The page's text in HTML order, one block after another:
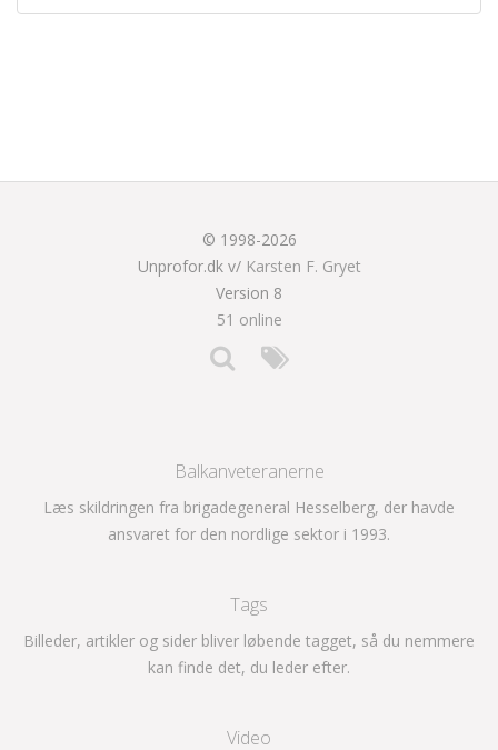
© 1998-2026
Unprofor.dk v/ Karsten F. Gryet
Version 8
51 online
Balkanveteranerne
Læs skildringen fra brigadegeneral Hesselberg, der havde
ansvaret for den nordlige sektor i 1993.
Tags
Billeder, artikler og sider bliver løbende tagget, så du nemmere
kan finde det, du leder efter.
Video